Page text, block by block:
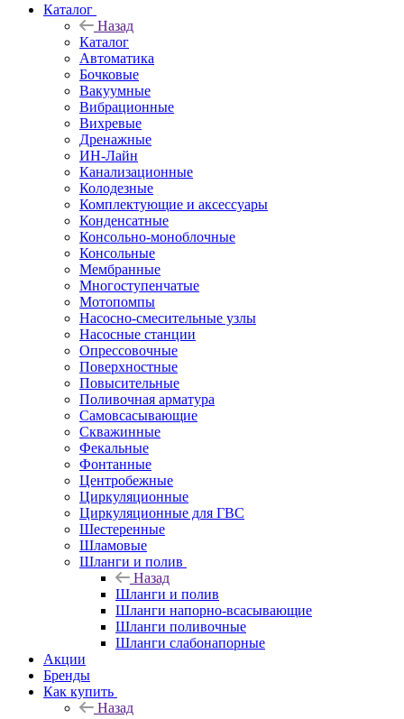
Каталог
Назад
Каталог
Автоматика
Бочковые
Вакуумные
Вибрационные
Вихревые
Дренажные
ИН-Лайн
Канализационные
Колодезные
Комплектующие и аксессуары
Конденсатные
Консольно-моноблочные
Консольные
Мембранные
Многоступенчатые
Мотопомпы
Насосно-смесительные узлы
Насосные станции
Опрессовочные
Поверхностные
Повысительные
Поливочная арматура
Самовсасывающие
Скважинные
Фекальные
Фонтанные
Центробежные
Циркуляционные
Циркуляционные для ГВС
Шестеренные
Шламовые
Шланги и полив
Назад
Шланги и полив
Шланги напорно-всасывающие
Шланги поливочные
Шланги слабонапорные
Акции
Бренды
Как купить
Назад